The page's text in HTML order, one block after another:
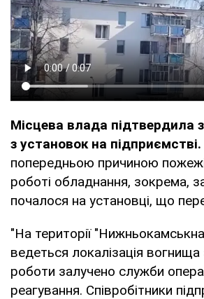
Місцева влада підтвердила
з установок на підприємстві.
попередньою причиною
роботі обладнання, зокрема,
почалося на установці, що
"На території
ведеться локалізація
роботи залучено служби
реагування. Співробітники